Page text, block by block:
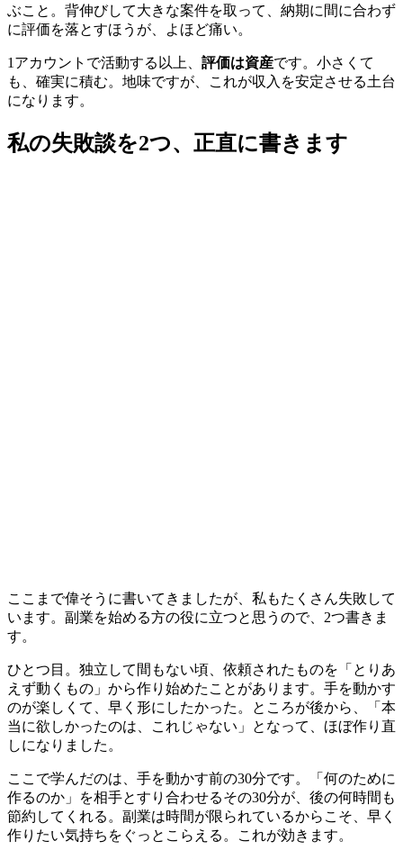
ぶこと。背伸びして大きな案件を取って、納期に間に合わず
に評価を落とすほうが、よほど痛い。
1アカウントで活動する以上、 評価は資産です。小さくて
も、確実に積む。地味ですが、これが収入を安定させる土台
になります。
私の失敗談を2つ、正直に書きます
ここまで偉そうに書いてきましたが、私もたくさん失敗して
います。副業を始める方の役に立つと思うので、2つ書きま
す。
ひとつ目。独立して間もない頃、依頼されたものを「とりあ
えず動くもの」から作り始めたことがあります。手を動かす
のが楽しくて、早く形にしたかった。ところが後から、「本
当に欲しかったのは、これじゃない」となって、ほぼ作り直
しになりました。
ここで学んだのは、手を動かす前の30分です。「何のために
作るのか」を相手とすり合わせるその30分が、後の何時間も
節約してくれる 。副業は時間が限られているからこそ、早く
作りたい気持ちをぐっとこらえる。これが効きます。